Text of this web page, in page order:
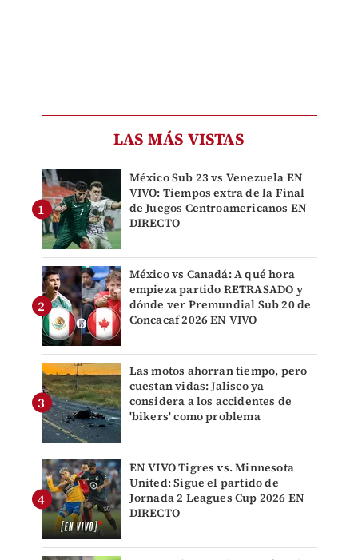
LAS MÁS VISTAS
México Sub 23 vs Venezuela EN
VIVO: Tiempos extra de la Final
de Juegos Centroamericanos EN
DIRECTO
México vs Canadá: A qué hora
empieza partido RETRASADO y
dónde ver Premundial Sub 20 de
Concacaf 2026 EN VIVO
Las motos ahorran tiempo, pero
cuestan vidas: Jalisco ya
considera a los accidentes de
'bikers' como problema
EN VIVO Tigres vs. Minnesota
United: Sigue el partido de
Jornada 2 Leagues Cup 2026 EN
DIRECTO